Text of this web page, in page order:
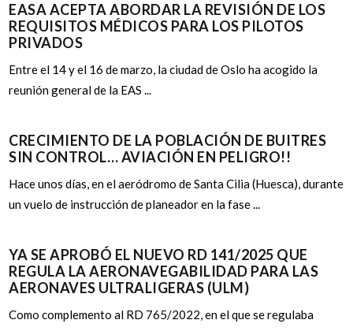
EASA ACEPTA ABORDAR LA REVISIÓN DE LOS
REQUISITOS MÉDICOS PARA LOS PILOTOS
PRIVADOS
Entre el 14 y el 16 de marzo, la ciudad de Oslo ha acogido la
reunión general de la EAS ...
CRECIMIENTO DE LA POBLACIÓN DE BUITRES
SIN CONTROL… AVIACIÓN EN PELIGRO!!
Hace unos días, en el aeródromo de Santa Cilia (Huesca), durante
un vuelo de instrucción de planeador en la fase ...
YA SE APROBÓ EL NUEVO RD 141/2025 QUE
REGULA LA AERONAVEGABILIDAD PARA LAS
AERONAVES ULTRALIGERAS (ULM)
Como complemento al RD 765/2022, en el que se regulaba